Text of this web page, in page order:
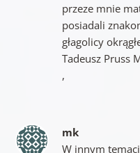
przeze mnie
posiadali
głagolicy
Tadeusz Pruss
,
mk
W innym